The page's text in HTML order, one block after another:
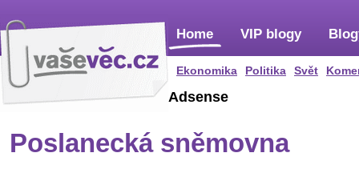
Home
Ekonomika Politika Svět
VIP blogy
Adsense
Poslanecká sněmovna